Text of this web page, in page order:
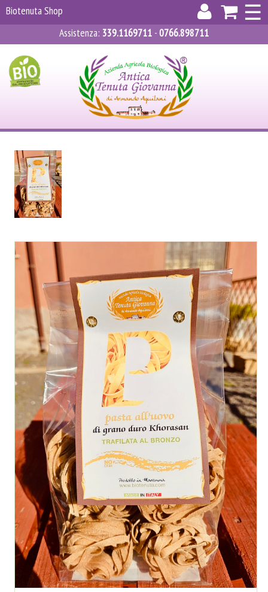
Assistenza: 339.1169711 -0766.898711
Biotenuta Shop ☰
×